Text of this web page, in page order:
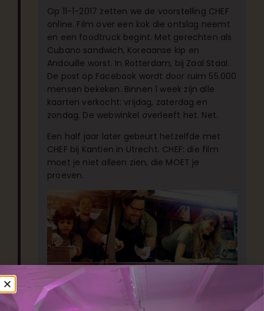
Op 11-1-2017 zetten we de voorstelling CHEF
online. Film over een kok die ontslag neemt
en een foodtruck begint. Met gerechten als
Cubano sandwich, Koreaanse kip en
Andouille worst. In Rotterdam, bij Zaal Staal.
De post op Facebook wordt door ruim 55.000
mensen bekeken. Binnen 1 week zijn alle
kaarten verkocht: vrijdag, zaterdag en
zondag. De webwinkel overleeft het. Net.
Een half jaar later gebeurt hetzelfde met
CHEF bij Kantien in Utrecht. CHEF: die film
moet je niet alleen zien, die MOET je
proeven.